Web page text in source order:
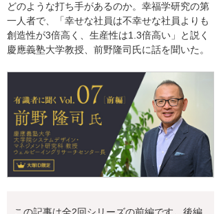
どのような打ち手があるのか。幸福学研究の第
一人者で、「幸せな社員は不幸せな社員よりも
創造性が3倍高く、生産性は1.3倍高い」と説く
慶應義塾大学教授、前野隆司氏に話を聞いた。